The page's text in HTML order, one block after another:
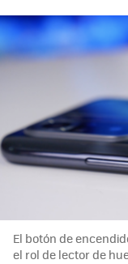
El botón de
el rol de lector de